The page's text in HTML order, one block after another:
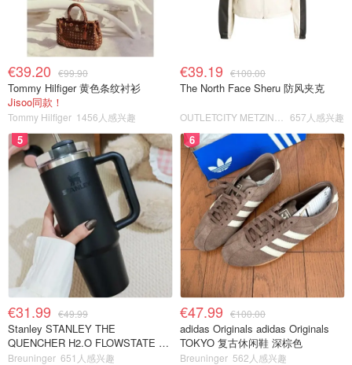
€39.20 €99.90
Tommy Hilfiger 黄色条纹衬衫
Jisoo同款！
Tommy Hilfiger 1456人感兴趣
€39.19 €100.00
The North Face Sheru 防风夹克
657人感兴趣
5
€31.99 €49.99
Stanley STANLEY THE
QUENCHER H2.O FLOWSTATE 保
温杯 1.18L 黑色
Breuninger 651人感兴趣
6
€47.99 €100.00
adidas Originals adidas Originals
TOKYO 复古休闲鞋 深棕色
Breuninger 562人感兴趣